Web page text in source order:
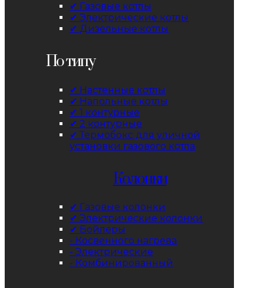
✔ Газовые котлы
✔ Электрические котлы
✔ Дизельные котлы
По типу
✔ Настенные котлы
✔ Напольные котлы
✔ 1 контурные
✔ 2 контурные
✔ Термобокс для уличной
установки газового котла
Колонки
✔ Газовые колонки
✔ Электрические колонки
✔ Бойлеры
- Косвенного нагрева
- Электрические
- Комбинированный